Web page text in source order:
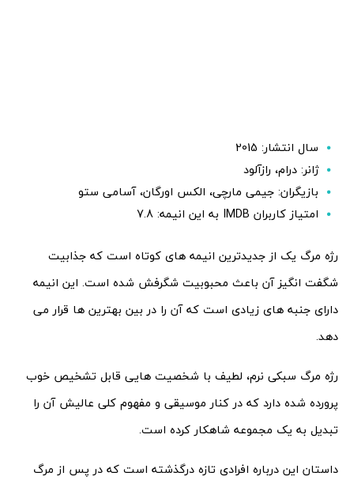
سال انتشار: 2015
ژانر: درام، رازآلود
بازیگران: جیمی مارچی، الکس اورگان، آسامی ستو
امتیاز کاربران IMDB به این انیمه: 7.8
رژه مرگ یک از جدیدترین انیمه های کوتاه است که جذابیت
شگفت انگیز آن باعث محبوبیت شگرفش شده است. این انیمه
دارای جنبه های زیادی است که آن را در بین بهترین ها قرار می
دهد.
رژه مرگ سبکی نرم، لطیف با شخصیت هایی قابل تشخیص خوب
پرورده شده دارد که در کنار موسیقی و مفهوم کلی عالیش آن را
تبدیل به یک مجموعه شاهکار کرده است.
داستان این درباره افرادی تازه درگذشته است که در پس از مرگ